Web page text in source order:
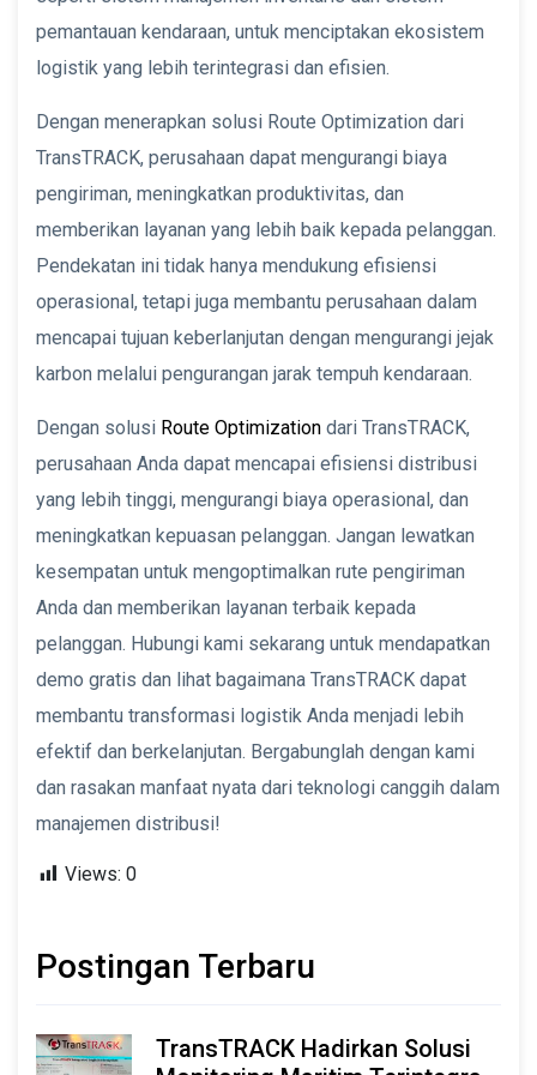
pemantauan kendaraan, untuk menciptakan ekosistem
logistik yang lebih terintegrasi dan efisien.
Dengan menerapkan solusi Route Optimization dari
TransTRACK, perusahaan dapat mengurangi biaya
pengiriman, meningkatkan produktivitas, dan
memberikan layanan yang lebih baik kepada pelanggan.
Pendekatan ini tidak hanya mendukung efisiensi
operasional, tetapi juga membantu perusahaan dalam
mencapai tujuan keberlanjutan dengan mengurangi jejak
karbon melalui pengurangan jarak tempuh kendaraan.
Dengan solusi Route Optimization dari TransTRACK,
perusahaan Anda dapat mencapai efisiensi distribusi
yang lebih tinggi, mengurangi biaya operasional, dan
meningkatkan kepuasan pelanggan. Jangan lewatkan
kesempatan untuk mengoptimalkan rute pengiriman
Anda dan memberikan layanan terbaik kepada
pelanggan. Hubungi kami sekarang untuk mendapatkan
demo gratis dan lihat bagaimana TransTRACK dapat
membantu transformasi logistik Anda menjadi lebih
efektif dan berkelanjutan. Bergabunglah dengan kami
dan rasakan manfaat nyata dari teknologi canggih dalam
manajemen distribusi!
Views: 0
Postingan Terbaru
TransTRACK Hadirkan Solusi